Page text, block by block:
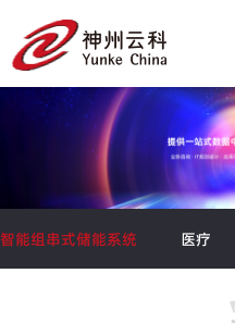
智能组串式储能系统 医疗